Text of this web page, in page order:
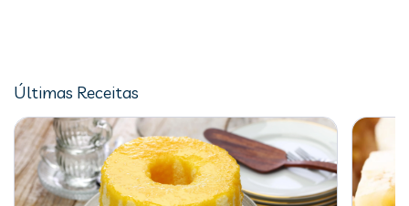
Últimas Receitas